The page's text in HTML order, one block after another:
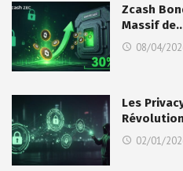
Zcash
Massif
08/04/
Les
02/01/